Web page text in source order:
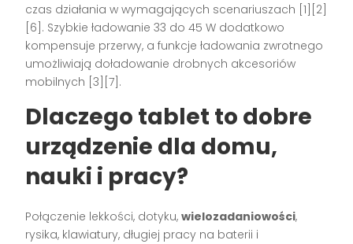
czas działania w wymagających scenariuszach [1][2]
[6]. Szybkie ładowanie 33 do 45 W dodatkowo
kompensuje przerwy, a funkcje ładowania zwrotnego
umożliwiają doładowanie drobnych akcesoriów
mobilnych [3][7].
Dlaczego tablet to dobre
urządzenie dla domu,
nauki i pracy?
Połączenie lekkości, dotyku,wielozadaniowości,
rysika, klawiatury, długiej pracy na baterii i